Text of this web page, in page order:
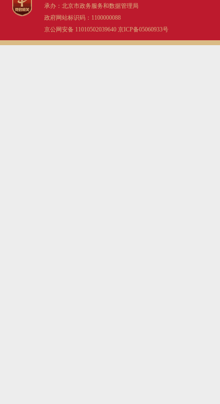
承办：北京市政务服务和数据管理局
政府网站标识码：1100000088
京公网安备 11010502039640 京ICP备05060933号